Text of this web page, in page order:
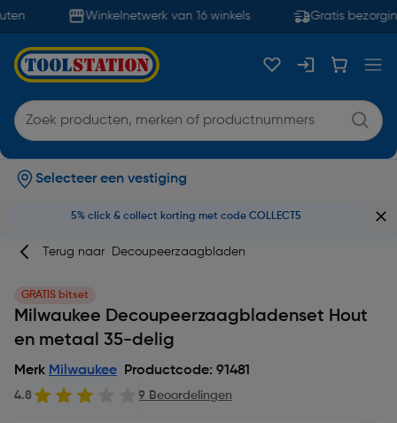
Winkelnetwerk van 16 winkels Gratis
Selecteer een vestiging
5% click & collect korting met code COLLECT5
Terug naar Decoupeerzaagbladen
GRATIS bitset
Milwaukee Decoupeerzaagbladenset Hout
en metaal 35-delig
Merk Milwaukee Productcode: 91481
4.8 9 Beoordelingen